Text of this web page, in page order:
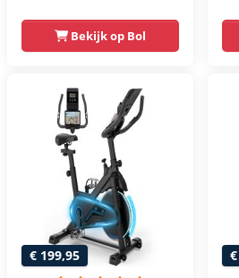
Trainingsprogramma's
- Hartslagsensoren
Bekijk op Bol
-
€ 199,95